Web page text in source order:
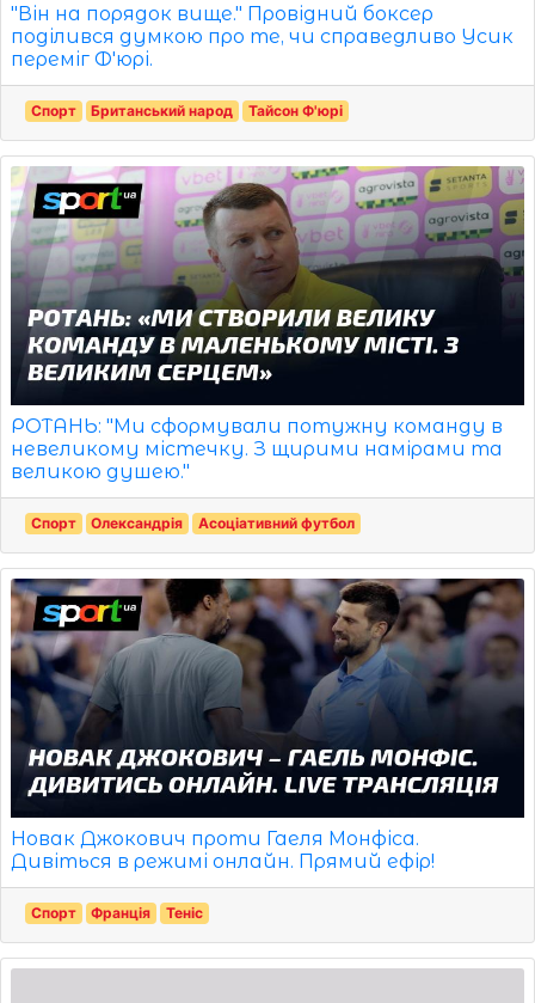
"Він на порядок вище." Провідний боксер
поділився думкою про те, чи справедливо Усик
переміг Ф'юрі.
Спорт Британський народ Тайсон Ф'юрі
РОТАНЬ: "Ми сформували потужну команду в
невеликому містечку. З щирими намірами та
великою душею."
Спорт Олександрія Асоціативний футбол
Новак Джокович проти Гаеля Монфіса.
Дивіться в режимі онлайн. Прямий ефір!
Спорт Франція Теніс